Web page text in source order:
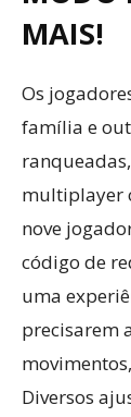
MAIS!
Os
família e
multiplayer
nove
código de
uma
precisarem
Diversos